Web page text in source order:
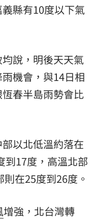
縣有10度以下氣
說，明後天天氣
機會，與14日相
春半島雨勢會比
以北低溫約落在
到17度，高溫北部
在25度到26度。
增強，北台灣轉